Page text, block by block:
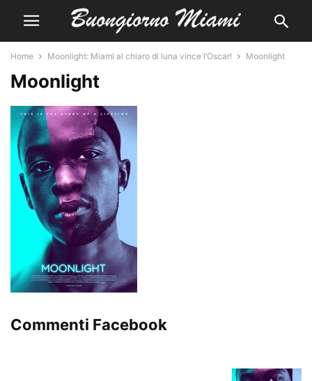
Home Moonlight: Miami al chiaro di luna vince l’Oscar! Moonlight
Moonlight
Commenti Facebook